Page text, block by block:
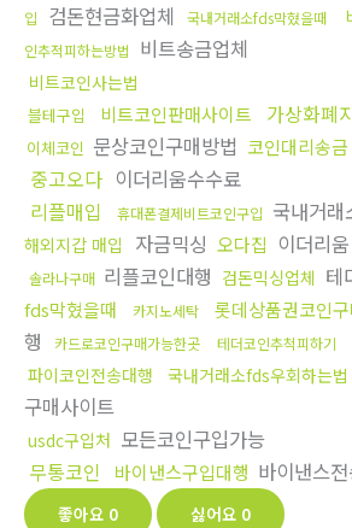
입
검돈현금화업체 국내거래소fds막혔을때
인추적피하는방법
비트송금업체
비트코인사는법
블테구입 비트코인판매사이트 가상화폐
이체코인 문상코인구매방법 코인대리송금
중고오다 이더리움수수료
리플매입
휴대폰결제비트코인구입 국내거
해외지갑 매입
자금믹싱 오다집 이더리
솔라나구매 리플코인대행 검돈믹싱업체 테
fds막혔을때
카지노세탁 롯데상품권코인
행
카드로코인구매가능한곳 테더코인추척피하기
파이코인전송대행 국내거래소fds우회하는법
구매사이트
usdc구입처 모든코인구입가능
무통코인
바이낸스구입대행 바이낸스
좋아요 0 싫어요 0